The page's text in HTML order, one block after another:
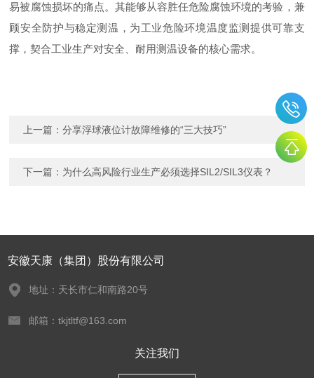
易被腐蚀损坏的痛点。其能够从容胜任危险腐蚀环境的考验，兼
顾安全防护与稳定测温，为工业危险环境温度监测提供可靠支
撑，契合工业生产对安全、耐用测温设备的核心需求。
上一篇：分享浮球液位计故障维修的“三大技巧”
下一篇： 为什么高风险行业生产必须选择SIL2/SIL3仪表？
安徽天康（集团）股份有限公司
地址：天长市仁和南路20号
邮箱：tkjtltf@163.com
关注我们